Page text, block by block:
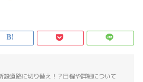
設道路に切り替え！？日程や詳細について